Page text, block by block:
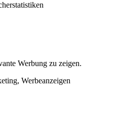
Werbung zu zeigen.
Werbeanzeigen